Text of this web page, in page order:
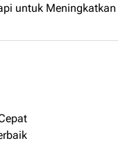
untuk Meningkatkan